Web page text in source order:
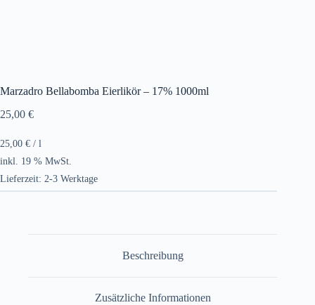
Marzadro Bellabomba Eierlikör – 17% 1000ml
25,00 €
25,00 € / l
inkl. 19 % MwSt.
Lieferzeit: 2-3 Werktage
Beschreibung
Zusätzliche Informationen